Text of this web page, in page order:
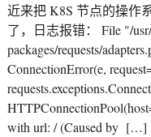
近来把 K8S 节点的操作
了，日志报错： File "/
packages/requests/
ConnectionError(e,
with url: / (Caused by […]